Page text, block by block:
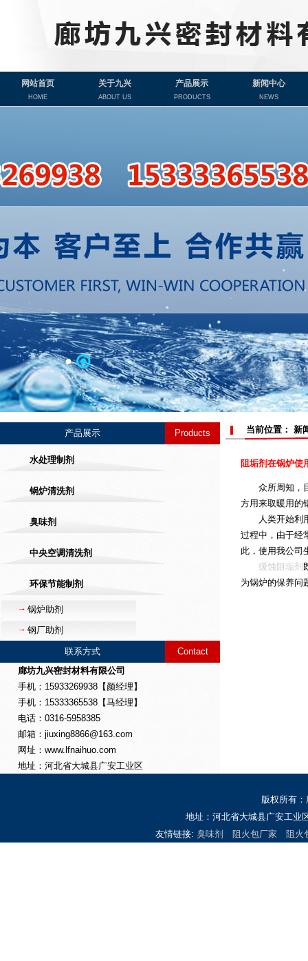
网站首页
HOME
关于九兴
ABOUT US
产品展示
PRODUCTS
新闻中心
NEWS
产品展示 Products
水处理制剂
锅炉清洗剂
臭味剂
中央空调清洗剂
环保节能制剂
锅炉助剂
钢厂助剂
联系方式
Contact
廊坊九兴密封材料有限公司
手机：15933269938【颜经理】
手机：15333365538【马经理】
电话：0316-5958385
邮箱：jiuxing8866@163.com
网址：www.lfnaihuo.com
地址：河北省大城县广安工业区
当前位置： 新
阻垢剂在锅炉使
众所周知，目
方用来取暖用的
人类开始利用
过程中，由于经
此，使用我公司
缓蚀阻垢剂
为锅炉的保养问
版权所有
地址：河北省大城县广安
友情链接: 臭味剂 阻火包厂家 阻火